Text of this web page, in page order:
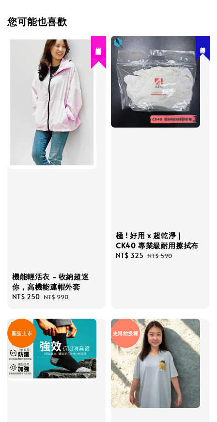
您可能也喜歡
絕版品出清！
機能輕活衣 - 收納超迷
你，高機能連帽外套
Sale
NT$ 250 Regular
NT$ 990
極 ! 好用 x 超乾淨｜
CK40 專業級耐用擦拭布
Sale
NT$ 325 Regular
NT$ 590
新品上市 史博館授權